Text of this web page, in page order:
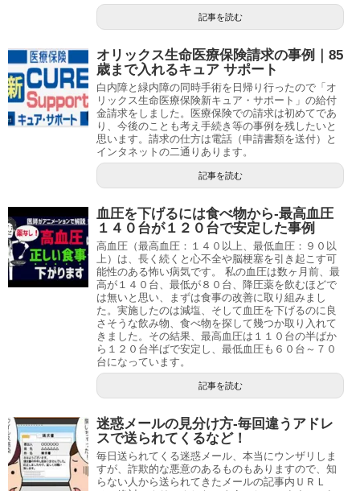
記事を読む
オリックス生命医療保険請求の事例｜85
歳まで入れるキュア サポート
白内障と緑内障の同時手術を日帰り行ったので「オ
リックス生命医療保険新キュア・サポート」の給付
金請求をしました。医療保険での請求は初めてであ
り、今後のことも考え手続き等の事例を残したいと
思います。請求の仕方は電話（申請書類を送付）と
インタネットの二通りあります。
記事を読む
血圧を下げるには食べ物から-最高血圧
１４０台が１２０台で安定した事例
高血圧（最高血圧：１４０以上、最低血圧：９０以
上）は、長く続くと心不全や脳梗塞を引き起こす可
能性のある怖い病気です。 私の血圧は数ヶ月前、最
高が１４０台、最低が８０台、降圧薬を飲むほどで
は無いと思い、まずは食事の改善に取り組みまし
た。実施したのは減塩、そして血圧を下げるのに良
さそうな飲み物、食べ物を探して幾つか取り入れて
きました。その結果、最高血圧は１１０台の半ばか
ら１２０台半ばで安定し、最低血圧も６０台～７０
台になっています。
記事を読む
迷惑メールの見分け方-毎回違うアドレ
スで送られてくるなど！
毎日送られてくる迷惑メール、本当にウンザリしま
すが、詐欺的な悪意のあるものもありますので、知
らない人から送られてきたメールの記事内ＵＲＬ